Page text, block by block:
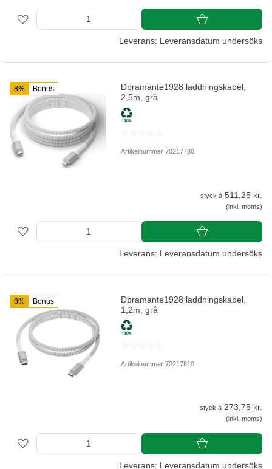
Leverans: Leveransdatum undersöks
8% Bonus
Dbramante1928 laddningskabel,
2,5m, grå
Artikelnummer 70217780
styck á 511,25 kr.
(inkl. moms)
Leverans: Leveransdatum undersöks
8% Bonus
Dbramante1928 laddningskabel,
1,2m, grå
Artikelnummer 70217810
styck á 273,75 kr.
(inkl. moms)
Leverans: Leveransdatum undersöks